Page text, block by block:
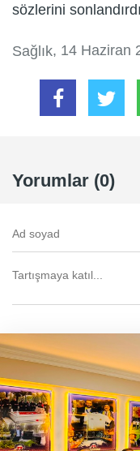
sözlerini
Sağlık, 14 Haziran
Yorumlar (0)